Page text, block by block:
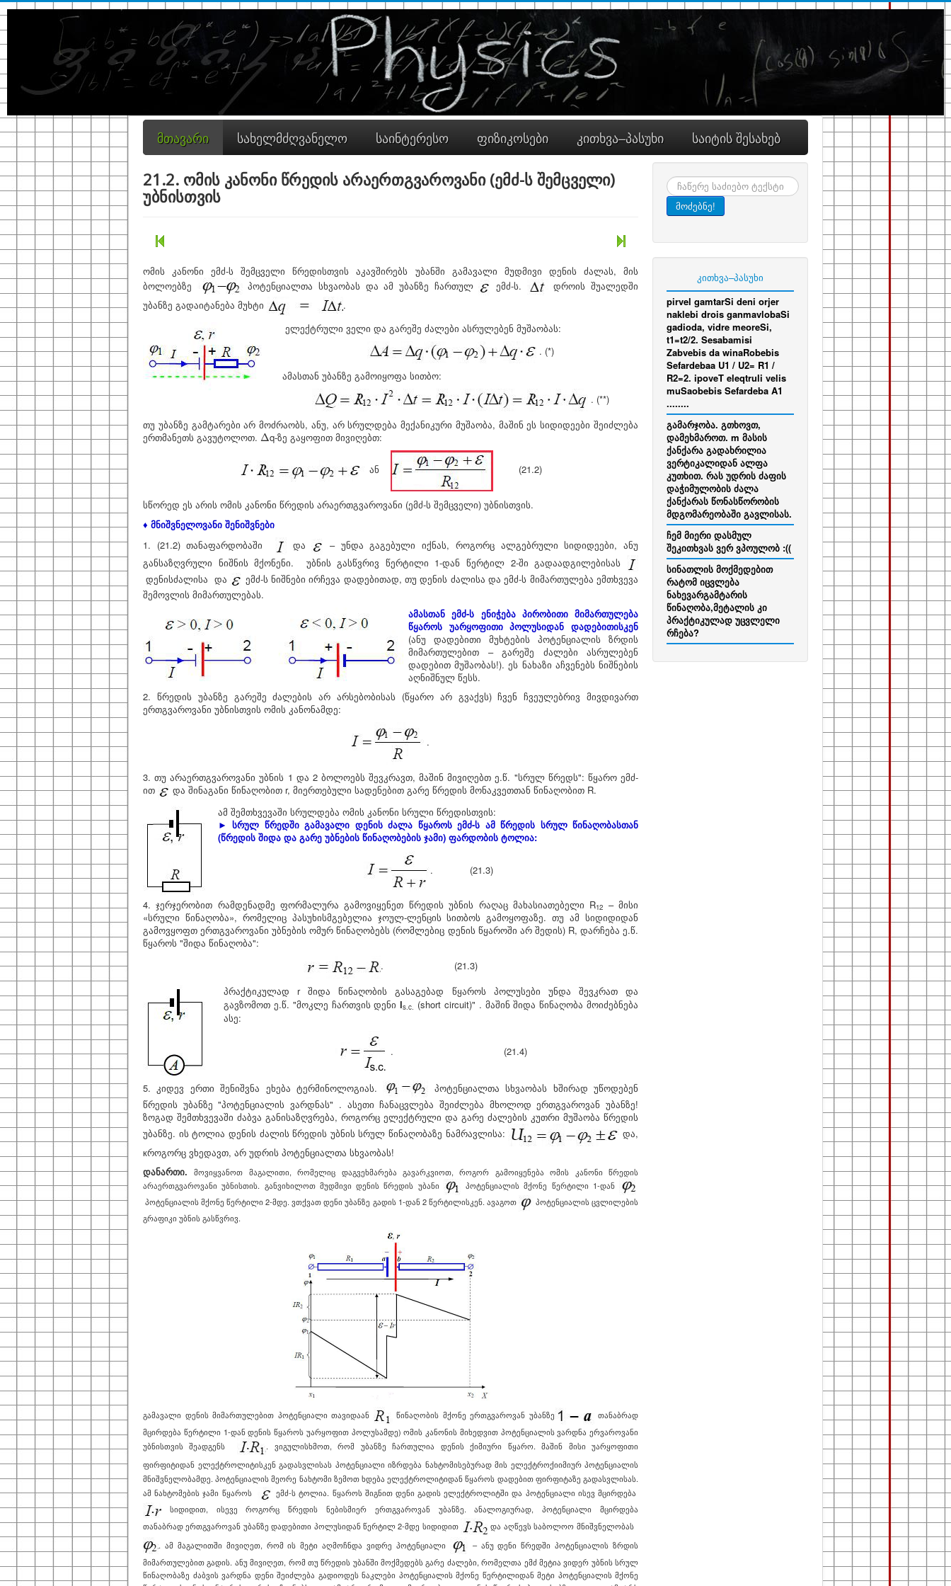
მთავარი სახელმძღვანელო საინტერესო ფიზიკოსები კითხვა–პასუხი საიტის შესახებ
21.2. ომის კანონი წრედის არაერთგვაროვანი (ემძ-ს შემცველი)
უბნისთვის
ომის კანონი ემძ-ს შემცველი წრედისთვის აკავშირებს უბანში გამავალი მუდმივი დენის ძალას, მის
ბოლოებზე პოტენციალთა სხვაობას და ამ უბანზე ჩართულ ემძ-ს.
დროის შუალედში
უბანზე გადაიტანება მუხტი
.
ელექტრული ველი და გარეშე ძალები ასრულებენ მუშაობას:
. (*)
ამასთან უბანზე გამოიყოფა სითბო:
. (**)
თუ უბანზე გამტარები არ მოძრაობს, ანუ, არ სრულდება მექანიკური მუშაობა, მაშინ ეს სიდიდეები შეიძლება
ერთმანეთს გავუტოლოთ. Δ
Δ q-ზე გაყოფით მივიღებთ:
ან (21.2)
სწორედ ეს არის ომის კანონი წრედის არაერთგვაროვანი (ემძ-ს შემცველი) უბნისთვის.
♦ მნიშვნელოვანი შენიშვნები
1. (21.2) თანაფარდობაში
და
– უნდა გაგებული იქნას, როგორც ალგებრული სიდიდეები, ანუ
განსაზღვრული ნიშნის მქონენი. უბნის გასწვრივ წერტილი 1-დან წერტილ 2-ში გადაადგილებისას
დენისძალისა და
ემძ-ს ნიშნები ირჩევა დადებითად, თუ დენის ძალისა და ემძ-ს მიმართულება ემთხვევა
შემოვლის მიმართულებას.
ამასთან ემძ-ს ენიჭება პირობითი მიმართულება
წყაროს უარყოფითი პოლუსიდან დადებითისკენ
(ანუ დადებითი მუხტების პოტენციალის ზრდის
მიმართულებით – გარეშე ძალები ასრულებენ
დადებით მუშაობას!). ეს ნახაზი აჩვენებს ნიშნების
აღნიშნულ წესს.
2. წრედის უბანზე გარეშე ძალების არ არსებობისას (წყარო არ გვაქვს) ჩვენ ჩვეულებრივ მივდივართ
ერთგვაროვანი უბნისთვის ომის კანონამდე:
.
3. თუ არაერთგვაროვანი უბნის 1 და 2 ბოლოებს შევკრავთ, მაშინ მივიღებთ ე.წ. "სრულ წრედს": წყარო ემძ-
ით
და შინაგანი წინაღობით r, მიერთებული სადენებით გარე წრედის მონაკვეთთან წინაღობით R.
ამ შემთხვევაში სრულდება ომის კანონი სრული წრედისთვის:
► სრულ წრედში გამავალი დენის ძალა წყაროს ემძ-ს ამ წრედის სრულ წინაღობასთან
(წრედის შიდა და გარე უბნების წინაღობების ჯამი) ფარდობის ტოლია:
. (21.3)
4. ჯერჯერობით რამდენადმე ფორმალურა გამოვიყენეთ წრედის უბნის რაღაც მახასიათებელი R12 – მისი
«სრული წინაღობა», რომელიც პასუხისმგებელია ჯოულ-ლენცის სითბოს გამოყოფაზე. თუ ამ სიდიდიდან
გამოვყოფთ ერთგვაროვანი უბნების ომურ წინაღობებს (რომლებიც დენის წყაროში არ შედის) R, დარჩება ე.წ.
წყაროს "შიდა წინაღობა":
. (21.3)
პრაქტიკულად r შიდა წინაღობის გასაგებად წყაროს პოლუსები უნდა შევკრათ და
გავზომოთ ე.წ. "მოკლე ჩართვის დენიIs.c. (short circuit)" . მაშინ შიდა წინაღობა მოიძებნება
ასე:
. (21.4)
5. კიდევ ერთი შენიშვნა ეხება ტერმინოლოგიას.
პოტენციალთა სხვაობას ხშირად უწოდებენ
წრედის უბანზე "პოტენციალის ვარდნას" . ასეთი ჩანაცვლება შეიძლება მხოლოდ ერთგვაროვან უბანზე!
ზოგად შემთხვევაში ძაბვა განისაზღვრება, როგორც ელექტრული და გარე ძალების კუთრი მუშაობა წრედის
უბანზე. ის ტოლია დენის ძალის წრედის უბნის სრულ წინაღობაზე ნამრავლისა:
და,
кროგორც ვხედავთ, არ უდრის პოტენციალთა სხვაობას!
დანართი.მოვიყვანოთ მაგალითი, რომელიც დაგვეხმარება გავარკვიოთ, როგორ გამოიყენება ომის კანონი წრედის
არაერთგვაროვანი უბნისთის. განვიხილოთ მუდმივი დენის წრედის უბანი
პოტენციალის მქონე წერტილი 1-დან
პოტენციალის მქონე წერტილი 2-მდე. ვთქვათ დენი უბანზე გადის 1-დან 2 წერტილისკენ. ავაგოთ
პოტენციალის ცვლილების
გრაფიკი უბნის გასწვრივ.
გამავალი დენის მიმართულებით პოტენციალი თავიდაან წინაღობის მქონე ერთგვაროვან უბანზე
თანაბრად
მცირდება წერტილი 1-დან დენის წყაროს უარყოფით პოლუსამდე) ომის კანონის მიხედვით პოტენციალის ვარდნა ერვაროვანი
უბნისთვის შეადგენს
. ვიგულისხმოთ, რომ უბანზე ჩართულია დენის ქიმიური წყარო. მაშინ მისი უარყოფითი
ფირფიტიდან ელექტროლიტისკენ გადასვლისას პოტენციალი იზრდება ნახტომისებურად მის ელექტროქიიმიურ პოტენციალის
მნიშვნელობამდე. პოტენციალის მეორე ნახტომი ზემოთ ხდება ელექტროლიტიდან წყაროს დადებით ფირფიტაზე გადასვლისას.
ამ ნახტომების ჯამი წყაროს
ემძ-ს ტოლია. წყაროს შიგნით დენი გადის ელექტროლიტში და პოტენციალი ისევ მცირდება
სიდიდით, ისევე როგორც წრედის ნებისმიერ ერთგვაროვან უბანზე. ანალოგიურად,პოტენციალი მცირდება
თანაბრად ერთგვაროვან უბანზე დადებითი პოლუსიდან წერტილ 2-მდე სიდიდით
და აღწევს საბოლოო მნიშვნელობას
. ამ მაგალითში მივიღეთ, რომ ის მეტი აღმოჩნდა ვიდრე პოტენციალი
– ანუ დენი წრედში პოტენციალის ზრდის
მიმართულებით გადის. ანუ მივიღეთ, რომ თუ წრედის უბანში მოქმედებს გარე ძალები, რომელთა ემძ მეტია ვიდერ უბნის სრულ
წინაღობაზე ძაბვის ვარდნა დენი შეიძლება გადიოდეს ნაკლები პოტენციალის მქონე წერტილიდან მეტი პოტენციალის მქონე
ძიება
მოძებნე!
კითხვა–პასუხი
pirvel gamtarSi deni orjer
naklebi drois ganmavlobaSi
gadioda, vidre meoreSi,
t1=t2/2. Sesabamisi
Zabvebis da winaRobebis
Sefardebaa U1 / U2= R1 /
R2=2. ipoveT eleqtruli velis
muSaobebis Sefardeba A1
........
გამარჯობა. გთხოვთ,
დამეხმაროთ. m მასის
ქანქარა გადახრილია
ვერტიკალიდან ალფა
კუთხით. რას უდრის ძაფის
დაჭიმულობის ძალა
ქანქარას წონასწორობის
მდგომარეობაში გავლისას.
ჩემ მიერი დასმულ
შეკითხვას ვერ ვპოულობ :((
სინათლის მოქმედებით
რატომ იცვლება
ნახევარგამტარის
წინაღობა,მეტალის კი
პრაქტიკულად უცვლელი
რჩება?